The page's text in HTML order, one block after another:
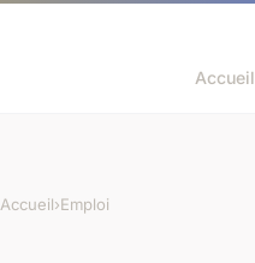
Accueil
Accueil›Emploi